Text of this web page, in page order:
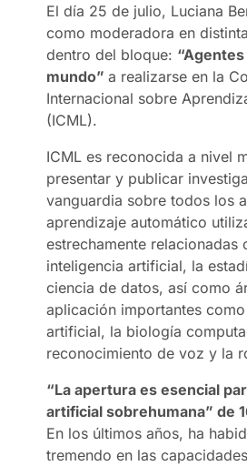
El día 25 de julio, Luciana
como moderadora en
dentro del bloque:
mundo”a realizarse en la
Internacional sobre
(ICML).
ICML es reconocida a nivel
presentar y publicar
vanguardia sobre todos los
aprendizaje automático
estrechamente relacionadas
inteligencia artificial, la
ciencia de datos, así como
aplicación importantes
artificial, la biología
reconocimiento de voz y la
“La apertura es esencial
artificial sobrehumana” de
En los últimos años, ha
tremendo en las